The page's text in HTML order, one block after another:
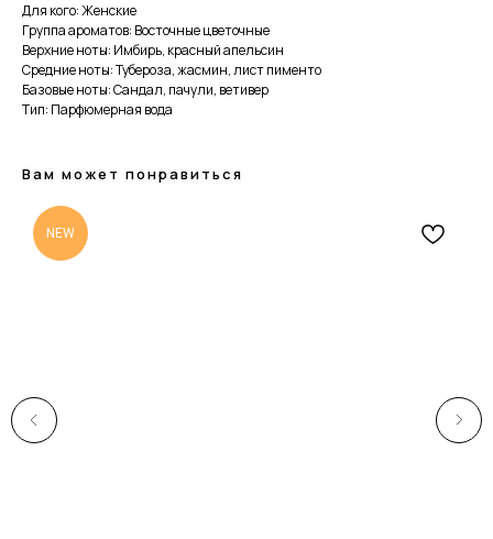
Для кого: Женские
Группа ароматов: Восточные цветочные
Верхние ноты: Имбирь, красный апельсин
Средние ноты: Тубероза, жасмин, лист пименто
Базовые ноты: Сандал, пачули, ветивер
Тип: Парфюмерная вода
Вам может понравиться
NEW